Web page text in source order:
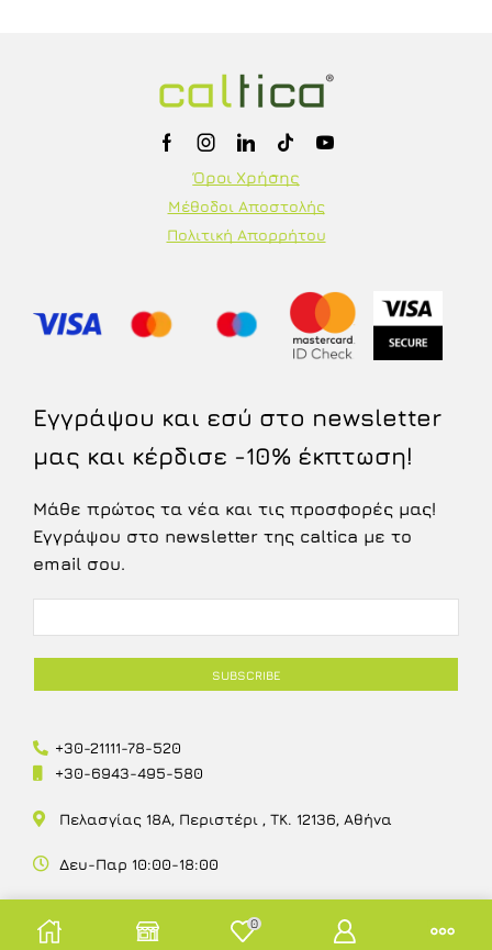
Όροι Χρήσης
Μέθοδοι Αποστολής
Πολιτική Απορρήτου
Εγγράψου και εσύ στο newsletter
μας και κέρδισε -10% έκπτωση!
Μάθε πρώτος τα νέα και τις προσφορές μας!
Εγγράψου στο newsletter της caltica με το
email σου.
+30-21111-78-520
+30-6943-495-580
Πελασγίας 18Α, Περιστέρι , ΤΚ. 12136, Αθήνα
Δευ-Παρ 10:00-18:00
0